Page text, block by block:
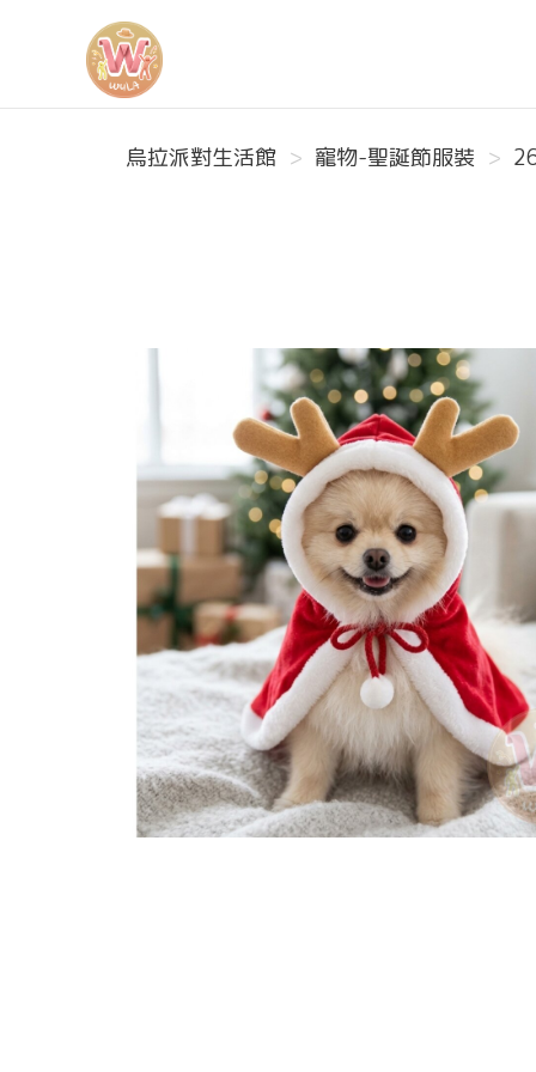
烏拉派對生活館
烏拉派對生活館
寵物-聖誕節服裝